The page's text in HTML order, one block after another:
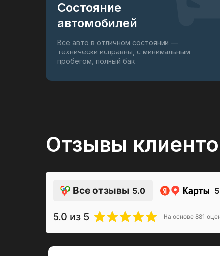
Состояние
автомобилей
Все авто в отличном состоянии —
технически исправны, с минимальным
пробегом, полный бак
Отзывы
Все отзывы 5.0
5.0 из 5 На основе 881